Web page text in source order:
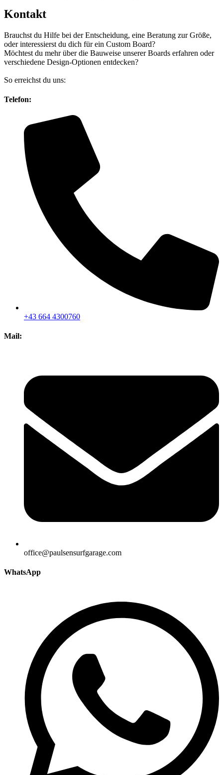
Kontakt
Brauchst du Hilfe bei der Entscheidung, eine Beratung zur Größe,
oder interessierst du dich für ein Custom Board?
Möchtest du mehr über die Bauweise unserer Boards erfahren oder
verschiedene Design-Optionen entdecken?
So erreichst du uns:
Telefon:
+43 664 4300760
Mail:
office@paulsensurfgarage.com
WhatsApp